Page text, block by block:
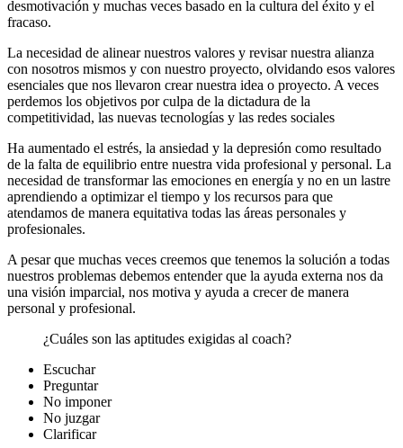
desmotivación y muchas veces basado en la cultura del éxito y el
fracaso.
La necesidad de alinear nuestros valores y revisar nuestra alianza
con nosotros mismos y con nuestro proyecto, olvidando esos valores
esenciales que nos llevaron crear nuestra idea o proyecto. A veces
perdemos los objetivos por culpa de la dictadura de la
competitividad, las nuevas tecnologías y las redes sociales
Ha aumentado el estrés, la ansiedad y la depresión como resultado
de la falta de equilibrio entre nuestra vida profesional y personal. La
necesidad de transformar las emociones en energía y no en un lastre
aprendiendo a optimizar el tiempo y los recursos para que
atendamos de manera equitativa todas las áreas personales y
profesionales.
A pesar que muchas veces creemos que tenemos la solución a todas
nuestros problemas debemos entender que la ayuda externa nos da
una visión imparcial, nos motiva y ayuda a crecer de manera
personal y profesional.
¿Cuáles son las aptitudes exigidas al coach?
Escuchar
Preguntar
No imponer
No juzgar
Clarificar